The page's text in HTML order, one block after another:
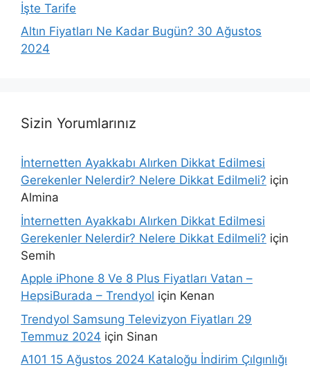
İşte Tarife
Altın Fiyatları Ne Kadar Bugün? 30 Ağustos
2024
Sizin Yorumlarınız
İnternetten Ayakkabı Alırken Dikkat Edilmesi
Gerekenler Nelerdir? Nelere Dikkat Edilmeli? için
Almina
İnternetten Ayakkabı Alırken Dikkat Edilmesi
Gerekenler Nelerdir? Nelere Dikkat Edilmeli? için
Semih
Apple iPhone 8 Ve 8 Plus Fiyatları Vatan –
HepsiBurada – Trendyol için Kenan
Trendyol Samsung Televizyon Fiyatları 29
Temmuz 2024 için Sinan
A101 15 Ağustos 2024 Kataloğu İndirim Çılgınlığı